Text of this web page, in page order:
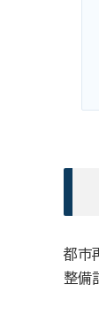
都市
整備